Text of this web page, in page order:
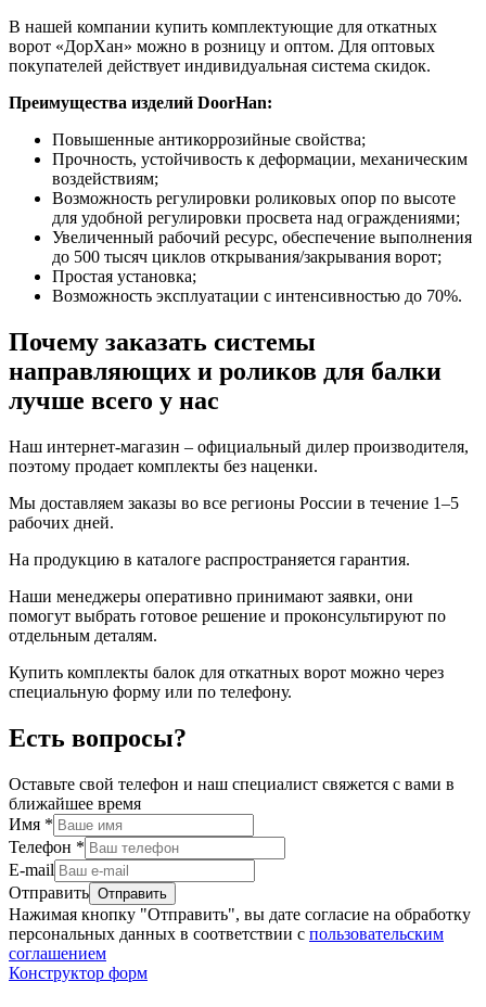
В нашей компании купить комплектующие для откатных
ворот «ДорХан» можно в розницу и оптом. Для оптовых
покупателей действует индивидуальная система скидок.
Преимущества изделий DoorHan:
Повышенные антикоррозийные свойства;
Прочность, устойчивость к деформации, механическим
воздействиям;
Возможность регулировки роликовых опор по высоте
для удобной регулировки просвета над ограждениями;
Увеличенный рабочий ресурс, обеспечение выполнения
до 500 тысяч циклов открывания/закрывания ворот;
Простая установка;
Возможность эксплуатации с интенсивностью до 70%.
Почему заказать системы
направляющих и роликов для балки
лучше всего у нас
Наш интернет-магазин – официальный дилер производителя,
поэтому продает комплекты без наценки.
Мы доставляем заказы во все регионы России в течение 1–5
рабочих дней.
На продукцию в каталоге распространяется гарантия.
Наши менеджеры оперативно принимают заявки, они
помогут выбрать готовое решение и проконсультируют по
отдельным деталям.
Купить комплекты балок для откатных ворот можно через
специальную форму или по телефону.
Есть вопросы?
Оставьте свой телефон и наш специалист свяжется с вами в
ближайшее время
Имя *
Телефон *
E-mail
Отправить
Нажимая кнопку "Отправить", вы дате согласие на обработку
персональных данных в соответствии с пользовательским
соглашением
Конструктор форм